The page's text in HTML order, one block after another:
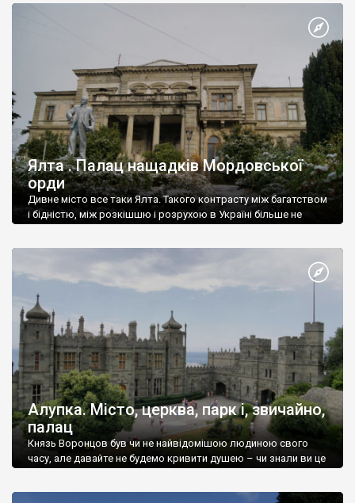
Ялта . Палац нащадків Мордовської
орди
Дивне місто все таки Ялта. Такого контрасту між багатством
і бідністю, між розкішшю і розрухою в Україні більше не
Алупка. Місто, церква, парк і, звичайно,
палац
Князь Воронцов був чи не найвідомішою людиною свого
часу, але давайте не будемо кривити душею – чи знали ви це